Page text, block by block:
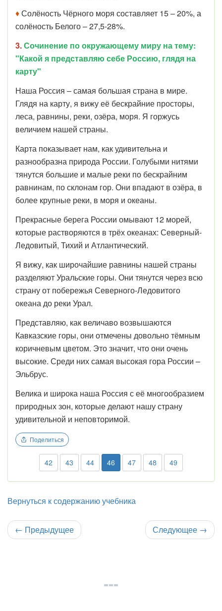
♦Солёность Чёрного моря составляет 15 – 20%, а
солёность Белого –27,5-28%.
3.Сочинение по окружающему миру на тему:
"Какой я представляю себе Россию, глядя на
карту"
Наша Россия – самая большая страна в мире.
Глядя на карту, я вижу её бескрайние просторы,
леса, равнины, реки, озёра, моря. Я горжусь
величием нашей страны.
Карта показывает нам, как удивительна и
разнообразна природа России. Голубыми нитями
тянутся большие и малые реки по бескрайним
равнинам, по склонам гор. Они впадают в озёра, в
более крупные реки, в моря и океаны.
Прекрасные берега России омывают 12 морей,
которые растворяются в трёх океанах: Северный-
Ледовитый, Тихий и Атлантический.
Я вижу, как широчайшие равнины нашей страны
разделяют Уральские горы. Они тянутся через всю
страну от побережья Северного-Ледовитого
океана до реки Урал.
Представляю, как величаво возвышаются
Кавказские горы, они отмечены довольно тёмным
коричневым цветом. Это значит, что они очень
высокие. Среди них самая высокая гора России –
Эльбрус.
Велика и широка наша Россия с её многообразием
природных зон, которые делают нашу страну
удивительной и неповторимой.
Поделиться
42 43 44 46 47 48 49
Вернуться к содержанию учебника
← Предыдущее Следующее →